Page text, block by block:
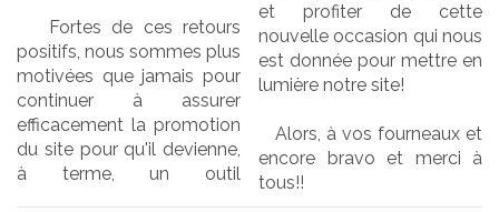
Fortes de ces retours
positifs, nous sommes plus
motivées que jamais pour
continuer à assurer
efficacement la promotion
du site pour qu'il devienne,
à terme, un outil
et profiter de cette
nouvelle occasion qui nous
est donnée pour mettre en
lumière notre site!
Alors, à vos fourneaux et
encore bravo et merci à
tous!!